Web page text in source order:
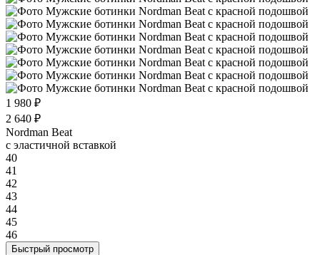
1 980 ₽
2 640 ₽
Nordman Beat
с эластичной вставкой
40
41
42
43
44
45
46
Быстрый просмотр